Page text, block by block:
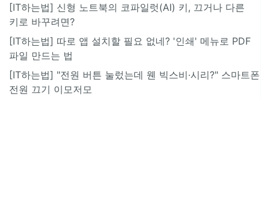
[IT하는법] 신형 노트북의 코파일럿(AI) 키, 끄거나 다른
키로 바꾸려면?
[IT하는법] 따로 앱 설치할 필요 없네? '인쇄' 메뉴로 PDF
파일 만드는 법
[IT하는법] "전원 버튼 눌렀는데 웬 빅스비·시리?" 스마트폰
전원 끄기 이모저모